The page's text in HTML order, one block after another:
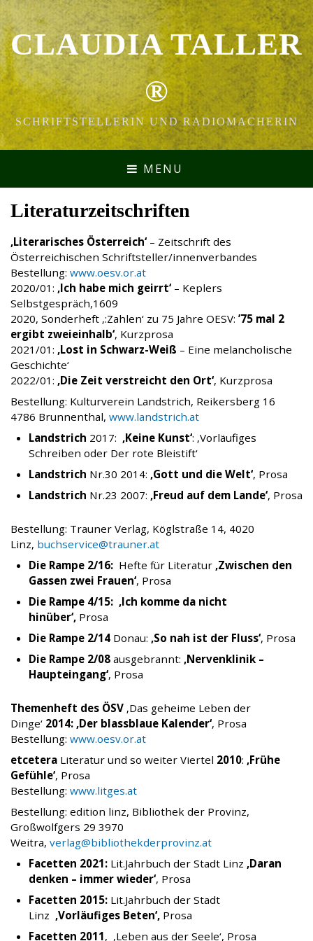
CLAUDIA TALLER
®
SCHRIFTSTELLERIN UND RADIOMACHERIN
MENU
Literaturzeitschriften
‚Literarisches Österreich‘ – Zeitschrift des
Österreichischen Schriftsteller/innenverbandes
Bestellung: www.oesv.or.at
2020/01: ‚Ich habe mich geirrt‘ – Keplers
Selbstgespräch,1609
2020, Sonderheft ‚:Zahlen‘ zu 75 Jahre OESV: ’75 mal 2
ergibt zweieinhalb‘, Kurzprosa
2021/01: ‚Lost in Schwarz-Weiß – Eine melancholische
Geschichte‘
2022/01: ‚Die Zeit verstreicht den Ort‘, Kurzprosa
Bestellung: Kulturverein Landstrich, Reikersberg 16
4786 Brunnenthal, www.landstrich.at
Landstrich 2017: ‚Keine Kunst‘: ‚Vorläufiges
Schreiben oder Der rote Bleistift‘
Landstrich Nr.30 2014: ‚Gott und die Welt‘, Prosa
Landstrich Nr.23 2007: ‚Freud auf dem Lande‘, Prosa
Bestellung: Trauner Verlag, Köglstraße 14, 4020
Linz, buchservice@trauner.at
Die Rampe 2/16: Hefte für Literatur ‚Zwischen den
Gassen zwei Frauen‘, Prosa
Die Rampe 4/15: ‚Ich komme da nicht
hinüber‘, Prosa
Die Rampe 2/14 Donau: ‚So nah ist der Fluss‘, Prosa
Die Rampe 2/08 ausgebrannt: ‚Nervenklinik –
Haupteingang‘, Prosa
Themenheft des ÖSV ‚Das geheime Leben der
Dinge‘ 2014: ‚Der blassblaue Kalender‘, Prosa
Bestellung: www.oesv.or.at
etcetera Literatur und so weiter Viertel 2010: ‚Frühe
Gefühle‘, Prosa
Bestellung: www.litges.at
Bestellung: edition linz, Bibliothek der Provinz,
Großwolfgers 29 3970
Weitra, verlag@bibliothekderprovinz.at
Facetten 2021: Lit.Jahrbuch der Stadt Linz ‚Daran
denken – immer wieder‘, Prosa
Facetten 2015: Lit.Jahrbuch der Stadt
Linz ‚Vorläufiges Beten‘, Prosa
Facetten 2011, ‚Leben aus der Seele‘, Prosa